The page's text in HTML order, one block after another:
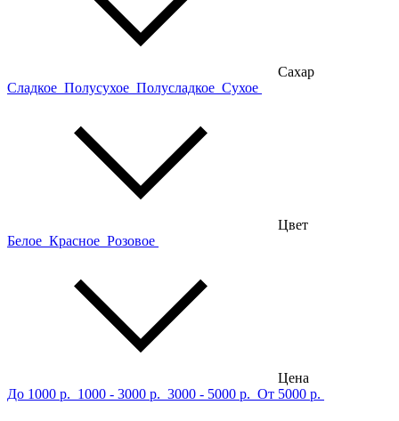
Сахар
Сладкое Полусухое Полусладкое Сухое
Цвет
Белое Красное Розовое
Цена
До 1000 р. 1000 - 3000 р. 3000 - 5000 р. От 5000 р.